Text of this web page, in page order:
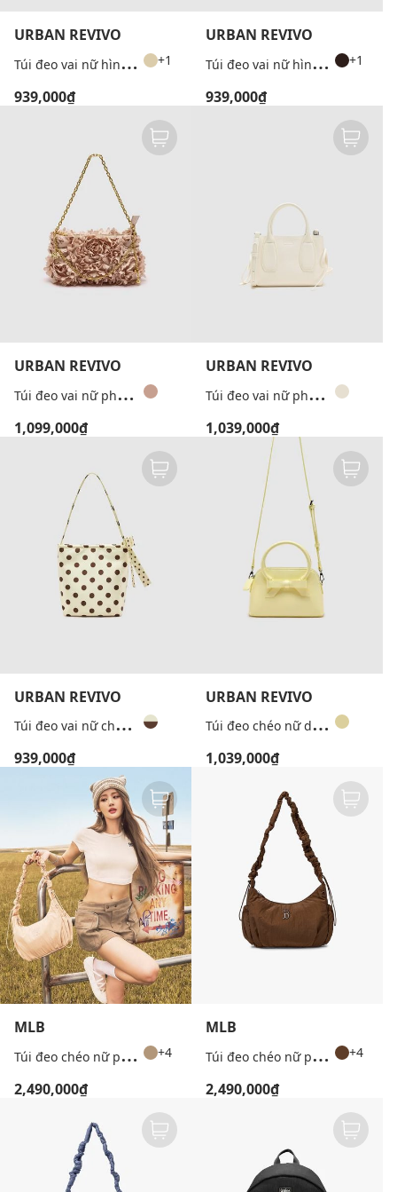
URBAN REVIVO
T
úi đeo vai nữ hình bán nguyệt phối dây xích +1
939,000₫
URBAN REVIVO
T
úi đeo vai nữ hình bán nguyệt phối dây xích +1
939,000₫
URBAN REVIVO
T
úi đeo vai nữ phom chữ nhật hoa nổi
1,099,000₫
URBAN REVIVO
T
úi đeo vai nữ phom chữ nhật phối nơ
1,039,000₫
URBAN REVIVO
T
úi đeo vai nữ chấm bi phối nơ
939,000₫
URBAN REVIVO
T
úi đeo chéo nữ dáng vòm phối nơ
1,039,000₫
MLB
T
úi đeo chéo nữ phom chữ nhật Basic Athleisure +4
2,490,000₫
MLB
T
úi đeo chéo nữ phom chữ nhật Basic Athleisure +4
2,490,000₫